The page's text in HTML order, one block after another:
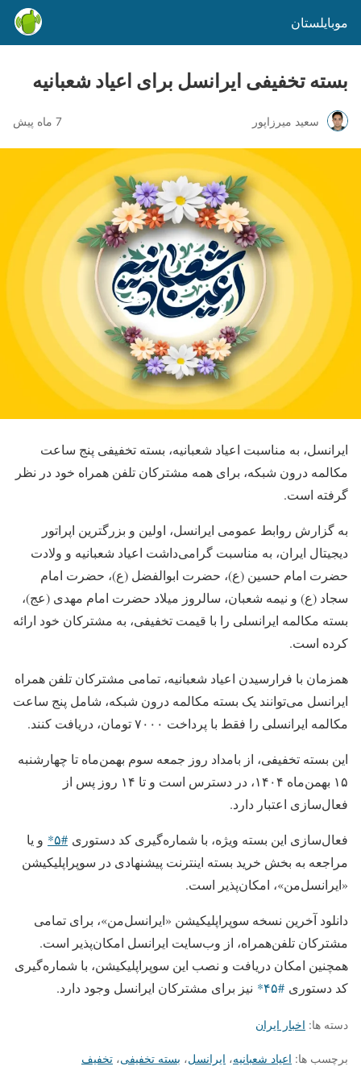
موبایلستان
بسته تخفیفی ایرانسل برای اعیاد شعبانیه
سعید میرزاپور 7 ماه پیش
ایرانسل، به مناسبت اعیاد شعبانیه، بسته تخفیفی پنج ساعت
مکالمه درون شبکه، برای همه مشترکان تلفن همراه خود در نظر
گرفته است.
به گزارش روابط عمومی ایرانسل، اولین و بزرگترین اپراتور
دیجیتال ایران، به مناسبت گرامی‌داشت اعیاد شعبانیه و ولادت
حضرت امام حسین (ع)، حضرت ابوالفضل (ع)، حضرت امام
سجاد (ع) و نیمه شعبان، سالروز میلاد حضرت امام مهدی (عج)،
بسته مکالمه ایرانسلی را با قیمت تخفیفی، به مشترکان خود ارائه
کرده است.
همزمان با فرارسیدن اعیاد شعبانیه، تمامی مشترکان تلفن همراه
ایرانسل می‌توانند یک بسته مکالمه درون شبکه، شامل پنج ساعت
مکالمه ایرانسلی را فقط با پرداخت ۷۰۰۰ تومان، دریافت کنند.
این بسته تخفیفی، از بامداد روز جمعه سوم بهمن‌ماه تا چهارشنبه
۱۵ بهمن‌ماه ۱۴۰۴، در دسترس است و تا ۱۴ روز پس از
فعال‌سازی اعتبار دارد.
فعال‌سازی این بسته ویژه، با شماره‌گیری کد دستوری #۵*
و یا
مراجعه به بخش خرید بسته اینترنت پیشنهادی در سوپراپلیکیشن
«ایرانسل‌من»، امکان‌پذیر است.
دانلود آخرین نسخه سوپراپلیکیشن «ایرانسل‌من»، برای تمامی
مشترکان تلفن‌همراه، از وب‌سایت ایرانسل امکان‌پذیر است.
همچنین امکان دریافت و نصب این سوپراپلیکیشن، با شماره‌گیری
کد دستوری #۴۵* نیز برای مشترکان ایرانسل وجود دارد.
دسته ها: اخبار ایران
برچسب ها: اعیاد شعبانیه، ایرانسل، بسته تخفیفی، تخفیف